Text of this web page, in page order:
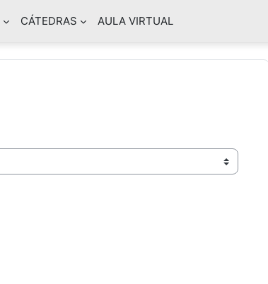
CÁTEDRAS AULA VIRTUAL